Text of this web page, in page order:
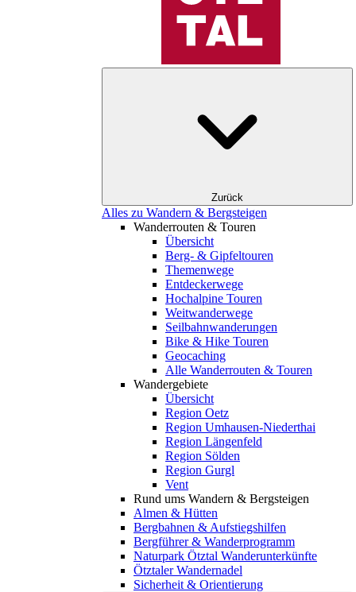
Zurück
Alles zu Wandern & Bergsteigen
Wanderrouten & Touren
Übersicht
Berg- & Gipfeltouren
Themenwege
Entdeckerwege
Hochalpine Touren
Weitwanderwege
Seilbahnwanderungen
Bike & Hike Touren
Geocaching
Alle Wanderrouten & Touren
Wandergebiete
Übersicht
Region Oetz
Region Umhausen-Niederthai
Region Längenfeld
Region Sölden
Region Gurgl
Vent
Rund ums Wandern & Bergsteigen
Almen & Hütten
Bergbahnen & Aufstiegshilfen
Bergführer & Wanderprogramm
Naturpark Ötztal Wanderunterkünfte
Ötztaler Wandernadel
Sicherheit & Orientierung